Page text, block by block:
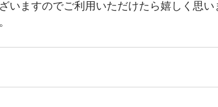
いますのでご利用いただけたら嬉しく思い